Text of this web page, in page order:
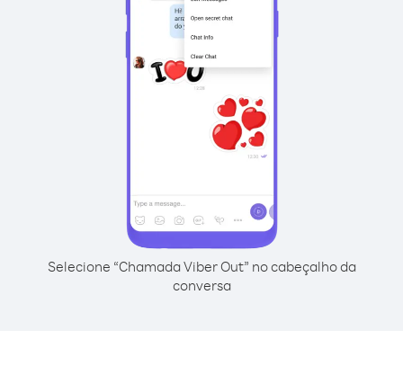
Selecione “Chamada Viber Out” no cabeçalho da
conversa